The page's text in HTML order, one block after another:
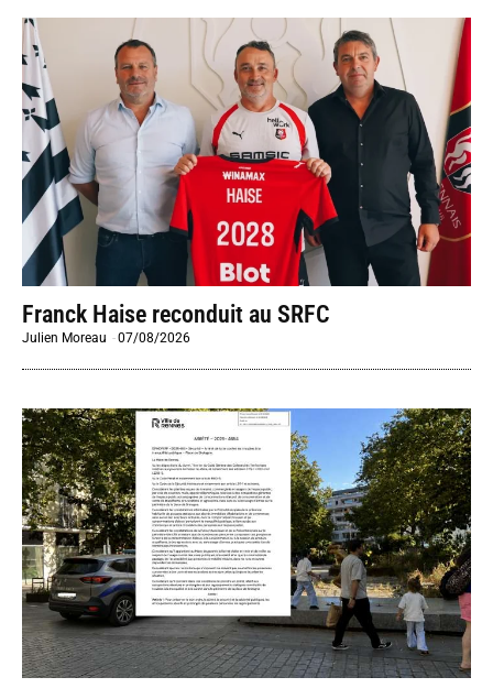
Franck Haise reconduit au SRFC
Julien Moreau -07/08/2026